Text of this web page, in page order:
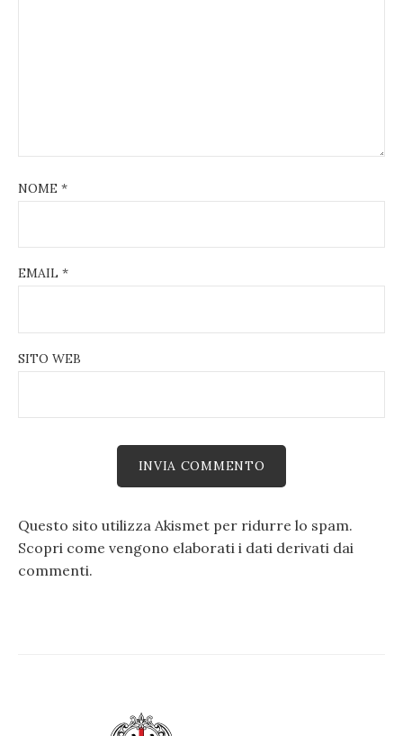
NOME *
EMAIL *
SITO WEB
Questo sito utilizza Akismet per ridurre lo spam.
Scopri come vengono elaborati i dati derivati dai
commenti.